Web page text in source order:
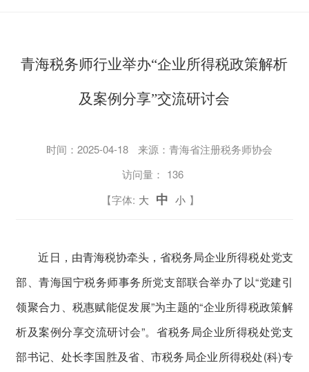
青海税务师行业举办“企业所得税政策解析
及案例分享”交流研讨会
时间： 2025-04-18
来源：青海省注册税务师协会
访问量： 136
【字体: 大 中 小 】
近日，由青海税协牵头，省税务局企业所得税处党支
部、青海国宁税务师事务所党支部联合举办了以“党建引
领聚合力、税惠赋能促发展”为主题的“企业所得税政策解
析及案例分享交流研讨会”。省税务局企业所得税处党支
部书记、处长李国胜及省、市税务局企业所得税处(科)专